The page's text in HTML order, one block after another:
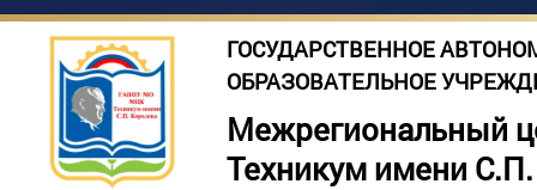
ГОСУДАРСТВЕННОЕ
ОБРАЗОВАТЕЛЬНОЕ
Межрегиональный
Техникум имени